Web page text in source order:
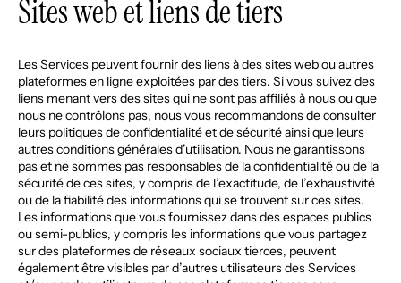
Sites web et liens de tiers
Les Services peuvent fournir des liens à des sites web ou autres
plateformes en ligne exploitées par des tiers. Si vous suivez des
liens menant vers des sites qui ne sont pas affiliés à nous ou que
nous ne contrôlons pas, nous vous recommandons de consulter
leurs politiques de confidentialité et de sécurité ainsi que leurs
autres conditions générales d’utilisation. Nous ne garantissons
pas et ne sommes pas responsables de la confidentialité ou de la
sécurité de ces sites, y compris de l’exactitude, de l’exhaustivité
ou de la fiabilité des informations qui se trouvent sur ces sites.
Les informations que vous fournissez dans des espaces publics
ou semi-publics, y compris les informations que vous partagez
sur des plateformes de réseaux sociaux tierces, peuvent
également être visibles par d’autres utilisateurs des Services